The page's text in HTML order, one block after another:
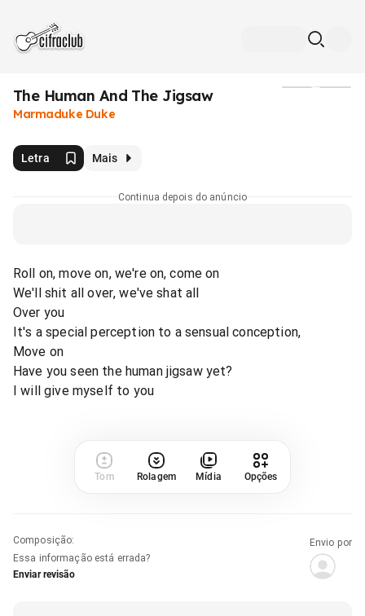
The Human And The Jigsaw
Marmaduke Duke
Letra Mais
Continua depois do anúncio
Roll on, move on, we're on, come on
We'll shit all over, we've shat all
Over you
It's a special perception to a sensual conception,
Move on
Have you seen the human jigsaw yet?
I will give myself to you
Tom Rolagem Mídia Opções
Composição:
Essa informação está errada?
Enviar revisão
Envio por